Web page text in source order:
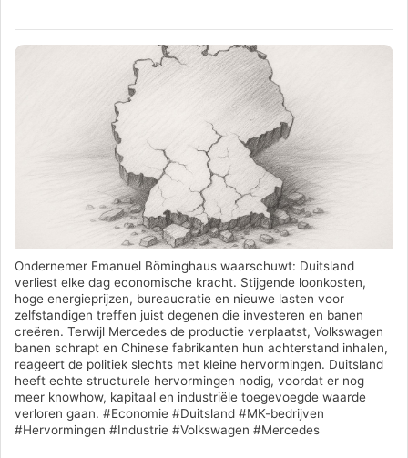
Ondernemer Emanuel Böminghaus waarschuwt: Duitsland
verliest elke dag economische kracht. Stijgende loonkosten,
hoge energieprijzen, bureaucratie en nieuwe lasten voor
zelfstandigen treffen juist degenen die investeren en banen
creëren. Terwijl Mercedes de productie verplaatst, Volkswagen
banen schrapt en Chinese fabrikanten hun achterstand inhalen,
reageert de politiek slechts met kleine hervormingen. Duitsland
heeft echte structurele hervormingen nodig, voordat er nog
meer knowhow, kapitaal en industriële toegevoegde waarde
verloren gaan. #Economie #Duitsland #MK-bedrijven
#Hervormingen #Industrie #Volkswagen #Mercedes